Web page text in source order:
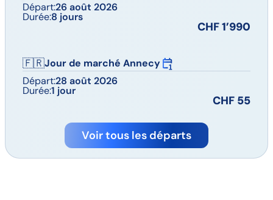
Départ:26 août 2026
Durée:8 jours
CHF 1’990
🇫🇷Jour de marché Annecy
Départ:28 août 2026
Durée:1 jour
CHF 55
Voir tous les départs